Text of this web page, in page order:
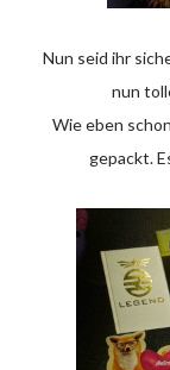
Nun seid ihr sicher gespannt darauf zu erfahren was es denn
nun
Wie eben schon gesagt haben wir zwei Pakete zusammen
gepackt.